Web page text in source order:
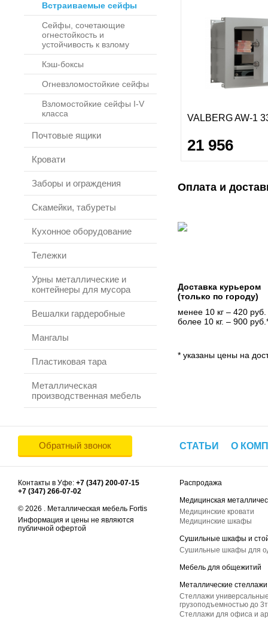
Встраиваемые сейфы
Сейфы, сочетающие
огнестойкость и
устойчивость к взлому
Кэш-боксы
Огневзломостойкие сейфы
Взломостойкие сейфы I-V
класса
Почтовые ящики
Кровати
Заборы и ограждения
Скамейки, табуреты
Кухонное оборудование
Тележки
Урны металлические и
контейнеры для мусора
Вешалки гардеробные
Мангалы
Пластиковая тара
Металлическая
производственная мебель
VALBERG AW-1
21 956
Оплата и
Доставка курьером
(только по городу)
менее 10 кг – 420 руб.
более 10 кг. – 900
* указаны цены на
Обратный звонок СТАТЬИ О
Контакты в Уфе: +7 (347) 200-07-15
+7 (347) 266-07-02
© 2026 . Металлическая мебель Fortis
Информация и цены не являются
публичной офертой
Распродажа
Медицинская
Медицинские кровати
Медицинские шкафы
Сушильные шкафы и
Сушильные шкафы для
Мебель для общежитий
Металлические стеллажи
Стеллажи
грузоподъемностью до
Стеллажи для офиса и